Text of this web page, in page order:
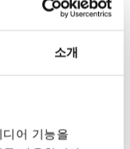
소개
어 기능을